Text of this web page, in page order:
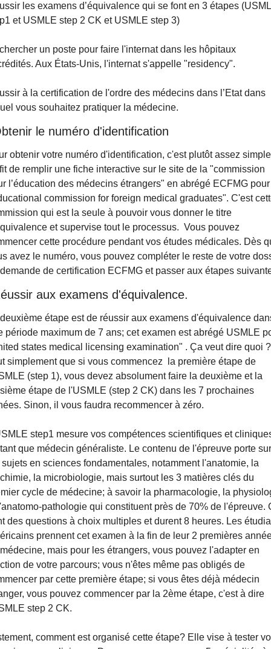
les examens d’équivalence qui se font en 3 étapes
et USMLE step 2 CK et USMLE step 3)
un poste pour faire l'internat dans les hôpitaux
Aux États-Unis, l'internat s'appelle "residency".
à la certification de l'ordre des médecins dans l’Etat dans
vous souhaitez pratiquer la médecine.
le numéro d'identification
obtenir votre numéro d'identification, c'est plutôt assez
de remplir une fiche interactive sur le site de la "commission
l’éducation des médecins étrangers" en abrégé ECFMG pour
commission for foreign medical graduates". C'est
qui est la seule à pouvoir vous donner le titre
et supervise tout le processus.  Vous pouvez
cette procédure pendant vos études médicales. Dès
avez le numéro, vous pouvez compléter le reste de votre
de certification ECFMG et passer aux étapes
aux examens d'équivalence.
étape est de réussir aux examens d'équivalence
période maximum de 7 ans; cet examen est abrégé USMLE
states medical licensing examination" . Ça veut dire quoi ?
simplement que si vous commencez  la première étape de
(step 1), vous devez absolument faire la deuxième et la
étape de l'USMLE (step 2 CK) dans les 7 prochaines
Sinon, il vous faudra recommencer à zéro.
step1 mesure vos compétences scientifiques et
que médecin généraliste. Le contenu de l'épreuve porte sur
en sciences fondamentales, notamment l'anatomie, la
la microbiologie, mais surtout les 3 matières clés du
cycle de médecine; à savoir la pharmacologie, la
pathologie qui constituent près de 70% de l'épreuve.
des questions à choix multiples et durent 8 heures. Les
prennent cet examen à la fin de leur 2 premières
mais pour les étrangers, vous pouvez l'adapter en
de votre parcours; vous n'êtes même pas obligés de
par cette première étape; si vous êtes déjà médecin
vous pouvez commencer par la 2ème étape, c'est à dire
step 2 CK.
comment est organisé cette étape? Elle vise à tester